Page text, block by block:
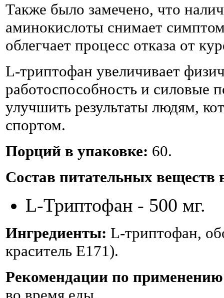
Также было замечено, что
аминокислоты снимает
облегчает процесс отказа от
L-триптофан увеличивает
работоспособность и силовые
улучшить результаты людям,
спортом.
Порций в упаковке: 60.
Состав питательных веществ
L-Триптофан - 500 мг.
Ингредиенты: L-триптофан,
краситель Е171).
Рекомендации по